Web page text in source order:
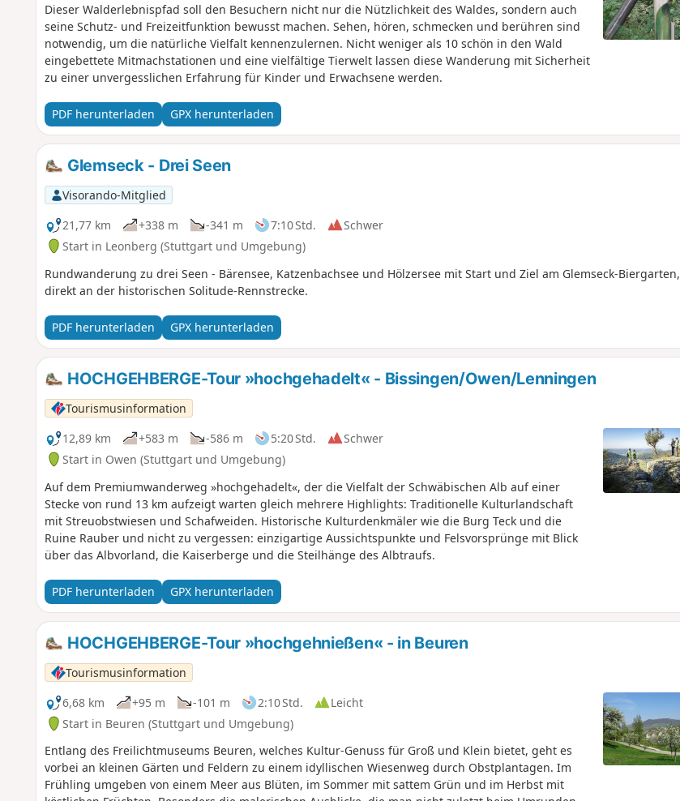
Dieser Walderlebnispfad soll den Besuchern nicht nur die Nützlichkeit des Waldes, sondern auch
seine Schutz- und Freizeitfunktion bewusst machen. Sehen, hören, schmecken und berühren sind
notwendig, um die natürliche Vielfalt kennenzulernen. Nicht weniger als 10 schön in den Wald
eingebettete Mitmachstationen und eine vielfältige Tierwelt lassen diese Wanderung mit Sicherheit
zu einer unvergesslichen Erfahrung für Kinder und Erwachsene werden.
PDF herunterladen GPX herunterladen
Glemseck - Drei Seen
Visorando-Mitglied
21,77 km
+338 m -341 m 7:10 Std.
Schwer
Start in Leonberg (Stuttgart und Umgebung)
Rundwanderung zu drei Seen - Bärensee, Katzenbachsee und Hölzersee mit Start und Ziel am Glemseck-Biergarten,
direkt an der historischen Solitude-Rennstrecke.
PDF herunterladen GPX herunterladen
HOCHGEHBERGE-Tour »hochgehadelt« - Bissingen/Owen/Lenningen
Tourismusinformation
12,89 km
+583 m -586 m 5:20 Std.
Schwer
Start in Owen (Stuttgart und Umgebung)
Auf dem Premiumwanderweg »hochgehadelt«, der die Vielfalt der Schwäbischen Alb auf einer
Stecke von rund 13 km aufzeigt warten gleich mehrere Highlights: Traditionelle Kulturlandschaft
mit Streuobstwiesen und Schafweiden. Historische Kulturdenkmäler wie die Burg Teck und die
Ruine Rauber und nicht zu vergessen: einzigartige Aussichtspunkte und Felsvorsprünge mit Blick
über das Albvorland, die Kaiserberge und die Steilhänge des Albtraufs.
PDF herunterladen GPX herunterladen
HOCHGEHBERGE-Tour »hochgehnießen« - in Beuren
Tourismusinformation
6,68 km
+95 m -101 m 2:10 Std.
Leicht
Start in Beuren (Stuttgart und Umgebung)
Entlang des Freilichtmuseums Beuren, welches Kultur-Genuss für Groß und Klein bietet, geht es
vorbei an kleinen Gärten und Feldern zu einem idyllischen Wiesenweg durch Obstplantagen. Im
Frühling umgeben von einem Meer aus Blüten, im Sommer mit sattem Grün und im Herbst mit